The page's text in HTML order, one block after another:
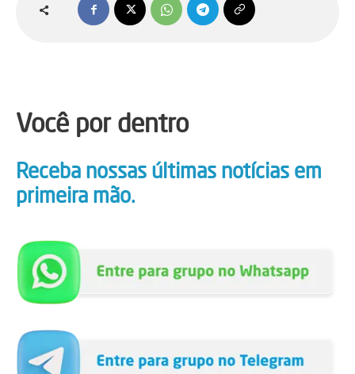
Você por dentro
Receba nossas últimas notícias em
primeira mão.